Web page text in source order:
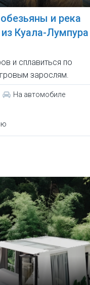
и река
Куала-Лумпура
и сплавиться по
зарослям.
На автомобиле